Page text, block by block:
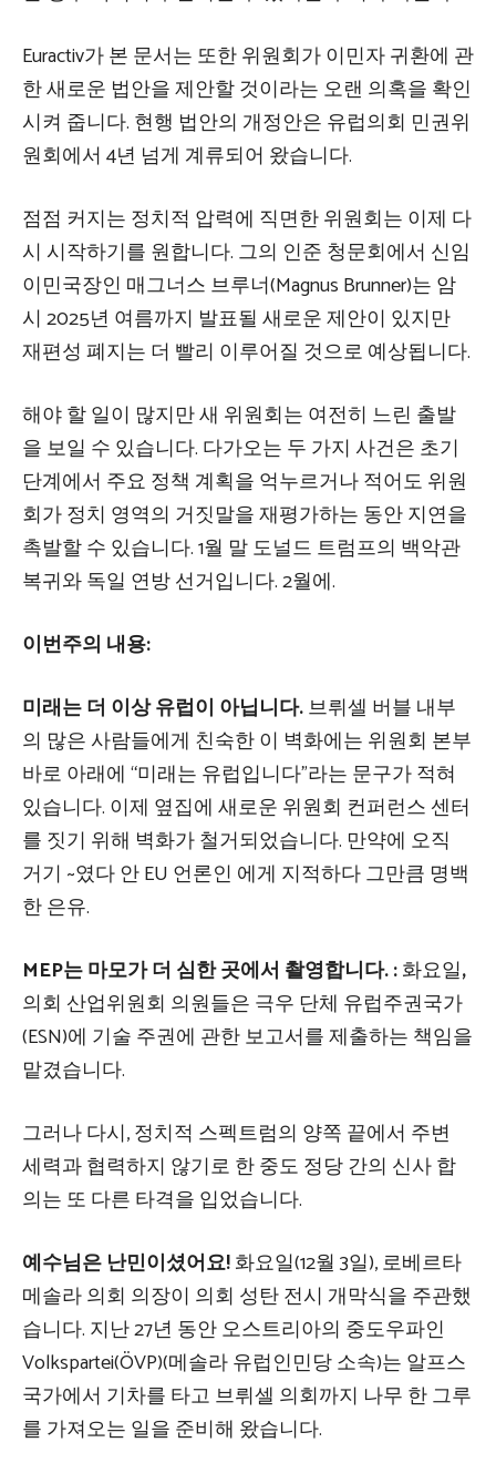
Euractiv가 본 문서는 또한 위원회가 이민자 귀환에 관
한 새로운 법안을 제안할 것이라는 오랜 의혹을 확인
시켜 줍니다. 현행 법안의 개정안은 유럽의회 민권위
원회에서 4년 넘게 계류되어 왔습니다.
점점 커지는 정치적 압력에 직면한 위원회는 이제 다
시 시작하기를 원합니다. 그의 인준 청문회에서 신임
이민국장인 매그너스 브루너(Magnus Brunner)는 암
시 2025년 여름까지 발표될 새로운 제안이 있지만
재편성 폐지는 더 빨리 이루어질 것으로 예상됩니다.
해야 할 일이 많지만 새 위원회는 여전히 느린 출발
을 보일 수 있습니다. 다가오는 두 가지 사건은 초기
단계에서 주요 정책 계획을 억누르거나 적어도 위원
회가 정치 영역의 거짓말을 재평가하는 동안 지연을
촉발할 수 있습니다. 1월 말 도널드 트럼프의 백악관
복귀와 독일 연방 선거입니다. 2월에.
이번주의 내용:
미래는 더 이상 유럽이 아닙니다.브뤼셀 버블 내부
의 많은 사람들에게 친숙한 이 벽화에는 위원회 본부
바로 아래에 “미래는 유럽입니다”라는 문구가 적혀
있습니다. 이제 옆집에 새로운 위원회 컨퍼런스 센터
를 짓기 위해 벽화가 철거되었습니다. 만약에 오직
거기 ~였다안EU 언론인 에게 지적하다그만큼 명백
한 은유.
MEP는 마모가 더 심한 곳에서 촬영합니다.:화요일,
의회 산업위원회 의원들은 극우 단체 유럽주권국가
(ESN)에 기술 주권에 관한 보고서를 제출하는 책임을
맡겼습니다.
그러나 다시,정치적 스펙트럼의 양쪽 끝에서 주변
세력과 협력하지 않기로 한 중도 정당 간의 신사 합
의는 또 다른 타격을 입었습니다.
예수님은 난민이셨어요!화요일(12월 3일), 로베르타
메솔라 의회 의장이 의회 성탄 전시 개막식을 주관했
습니다. 지난 27년 동안 오스트리아의 중도우파인
Volkspartei(ÖVP)(메솔라 유럽인민당 소속)는 알프스
국가에서 기차를 타고 브뤼셀 의회까지 나무 한 그루
를 가져오는 일을 준비해 왔습니다.